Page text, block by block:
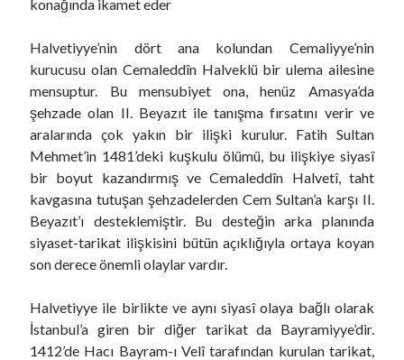
konağında ikamet eder
Halvetiyye’nin dört ana kolundan Cemaliyye’nin
kurucusu olan Cemaleddîn Halveklü bir ulema ailesine
mensuptur. Bu mensubiyet ona, henüz Amasya’da
şehzade olan II. Beyazıt ile tanışma fırsatını verir ve
aralarında çok yakın bir ilişki kurulur. Fatih Sultan
Mehmet’in 1481’deki kuşkulu ölümü, bu ilişkiye siyasî
bir boyut kazandırmış ve Cemaleddîn Halvetî, taht
kavgasına tutuşan şehzadelerden Cem Sultan’a karşı II.
Beyazıt’ı desteklemiştir. Bu desteğin arka planında
siyaset-tarikat ilişkisini bütün açıklığıyla ortaya koyan
son derece önemli olaylar vardır.
Halvetiyye ile birlikte ve aynı siyasî olaya bağlı olarak
İstanbul’a giren bir diğer tarikat da Bayramiyye’dir.
1412’de Hacı Bayram-ı Velî tarafından kurulan tarikat,